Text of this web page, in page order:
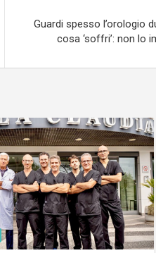
Guardi spesso l’orologio
cosa ‘soffri’: non lo